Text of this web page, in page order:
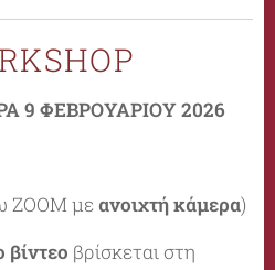
9 ΦΕΒΡΟΥΑΡΙΟΥ 2026
ZOOM μεανοιχτή κάμερα)
βρίσκεται στη